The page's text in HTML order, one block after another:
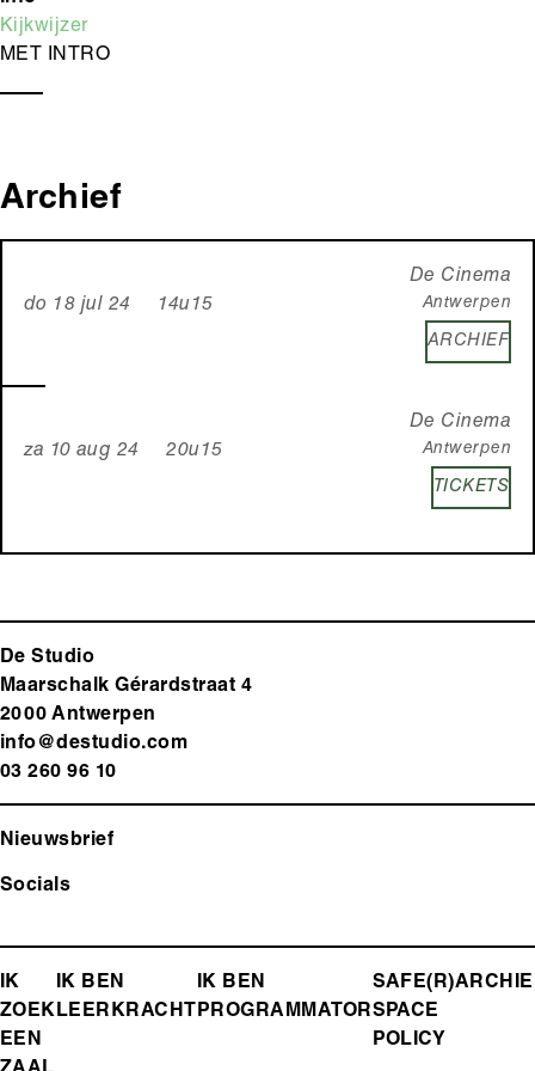
Kijkwijzer
MET INTRO
Archief
do 18 jul 24 14u15
De Cinema
Antwerpen
ARCHIEF
za 10 aug 24 20u15
De Cinema
Antwerpen
TICKETS
De Studio
Maarschalk Gérardstraat 4
2000 Antwerpen
info@destudio.com
03 260 96 10
Nieuwsbrief
Socials
FOOTER-
MENU
IK
ZOEK
EEN
IK BEN
LEERKRACHT
IK BEN
PROGRAMMATOR
SAFE(R)
SPACE
POLICY